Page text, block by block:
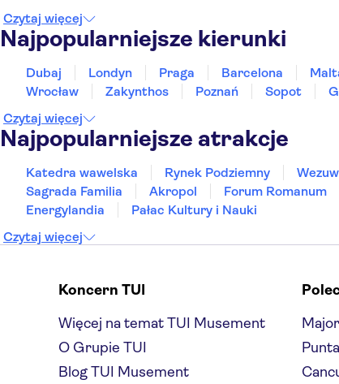
Czytaj więcej
Najpopularniejsze kierunki
Dubaj Londyn Praga Barcelona
Wrocław
Zakynthos Poznań Sopot
Czytaj więcej
Najpopularniejsze atrakcje
Katedra wawelska Rynek Podziemny
Sagrada Familia
Akropol Forum Romanum
Energylandia
Pałac Kultury i Nauki
Czytaj więcej
Koncern TUI
Więcej na temat TUI Musement
O Grupie TUI
Blog TUI Musement